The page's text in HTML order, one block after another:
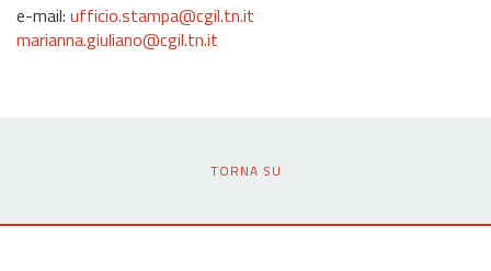
e-mail: ufficio.stampa@cgil.tn.it
marianna.giuliano@cgil.tn.it
TORNA SU